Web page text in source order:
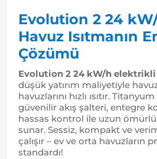
Evolution 2 24
Havuz Isıtmanın
Çözümü
Evolution 2 24 kW/h elektrikli
düşük yatırım maliyetiyle
havuzlarını hızlı ısıtır.
güvenilir akış şalteri, entegre
hassas kontrol ile uzun
sunar. Sessiz, kompakt ve
çalışır – ev ve orta havuzların
standardı!